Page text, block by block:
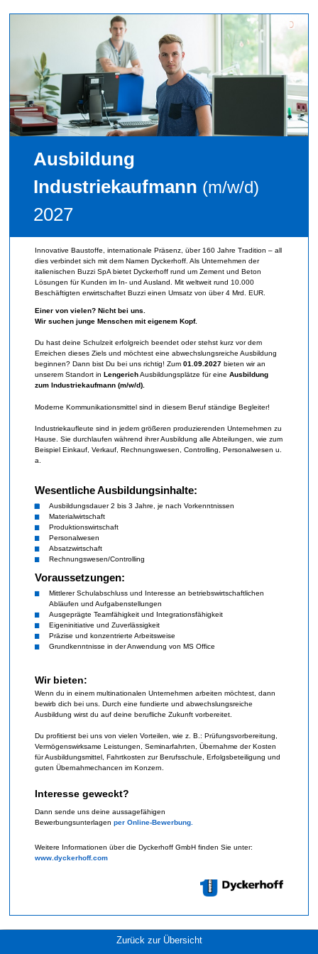
Ausbildung
Industriekaufmann (m/w/d)
2027
Innovative Baustoffe, internationale Präsenz, über 160 Jahre Tradition – all
dies verbindet sich mit dem Namen Dyckerhoff. Als Unternehmen der
italienischen Buzzi SpA bietet Dyckerhoff rund um Zement und Beton
Lösungen für Kunden im In- und Ausland. Mit weltweit rund 10.000
Beschäftigten erwirtschaftet Buzzi einen Umsatz von über 4 Mrd. EUR.
Einer von vielen? Nicht bei uns.
Wir suchen junge Menschen mit eigenem Kopf.
Du hast deine Schulzeit erfolgreich beendet oder stehst kurz vor dem
Erreichen dieses Ziels und möchtest eine abwechslungsreiche Ausbildung
beginnen? Dann bist Du bei uns richtig! Zum01.09.2027bieten wir an
unserem Standort in LengerichAusbildungsplätze für eine Ausbildung
zum Industriekaufmann (m/w/d).
Moderne Kommunikationsmittel sind in diesem Beruf ständige Begleiter!
Industriekaufleute sind in jedem größeren produzierenden Unternehmen zu
Hause. Sie durchlaufen während ihrer Ausbildung alle Abteilungen, wie zum
Beispiel Einkauf, Verkauf, Rechnungswesen, Controlling, Personalwesen u.
a.
Wesentliche Ausbildungsinhalte:
Ausbildungsdauer 2 bis 3 Jahre, je nach Vorkenntnissen
Materialwirtschaft
Produktionswirtschaft
Personalwesen
Absatzwirtschaft
Rechnungswesen/Controlling
Voraussetzungen:
Mittlerer Schulabschluss und Interesse an betriebswirtschaftlichen
Abläufen und Aufgabenstellungen
Ausgeprägte Teamfähigkeit und Integrationsfähigkeit
Eigeninitiative und Zuverlässigkeit
Präzise und konzentrierte Arbeitsweise
Grundkenntnisse in der Anwendung von MS Office
Wir bieten:
Wenn du in einem multinationalen Unternehmen arbeiten möchtest, dann
bewirb dich bei uns. Durch eine fundierte und abwechslungsreiche
Ausbildung wirst du auf deine berufliche Zukunft vorbereitet.
Du profitierst bei uns von vielen Vorteilen, wie z. B.: Prüfungsvorbereitung,
Vermögenswirksame Leistungen, Seminarfahrten, Übernahme der Kosten
für Ausbildungsmittel, Fahrtkosten zur Berufsschule, Erfolgsbeteiligung und
guten Übernahmechancen im Konzern.
Interesse geweckt?
Dann sende uns deine aussagefähigen
Bewerbungsunterlagen per Online-Bewerbung.
Weitere Informationen über die Dyckerhoff GmbH finden Sie unter:
www.dyckerhoff.com
Zurück zur Übersicht